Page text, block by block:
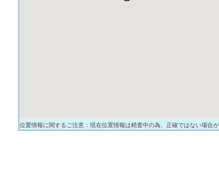
位置情報に関するご注意：現在位置情報は精査中の為、正確ではない場合